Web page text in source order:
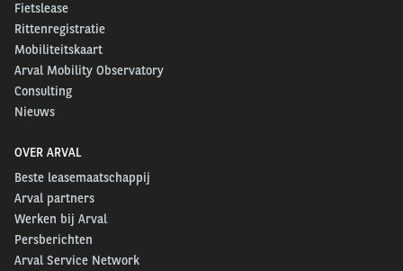
Fietslease
Rittenregistratie
Mobiliteitskaart
Arval Mobility Observatory
Consulting
Nieuws
OVER ARVAL
Beste leasemaatschappij
Arval partners
Werken bij Arval
Persberichten
Arval Service Network